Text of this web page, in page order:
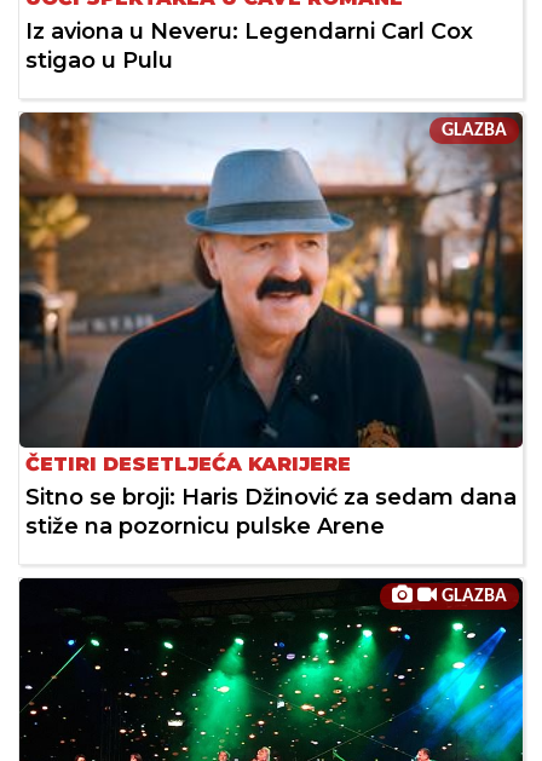
Iz aviona u Neveru: Legendarni Carl Cox
stigao u Pulu
GLAZBA
ČETIRI DESETLJEĆA KARIJERE
Sitno se broji: Haris Džinović za sedam dana
stiže na pozornicu pulske Arene
GLAZBA